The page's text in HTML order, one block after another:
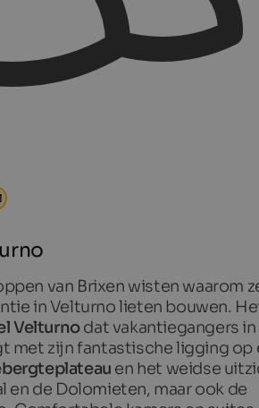
van Brixen wisten waarom
in Velturno lieten bouwen.
Velturnodat vakantiegangers in
met zijn fantastische ligging op
en het weidse
en de Dolomieten, maar ook de